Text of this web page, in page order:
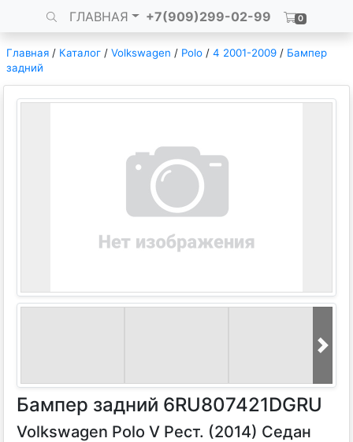
ГЛАВНАЯ +7(909)299-02-99 0
Главная / Каталог / Volkswagen / Polo / 4 2001-2009 / Бампер
задний
Бампер задний 6RU807421DGRU
Volkswagen Polo V Рест. (2014) Седан